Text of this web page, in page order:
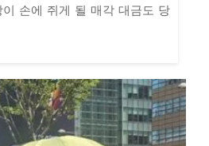
손에 쥐게 될 매각 대금도 당